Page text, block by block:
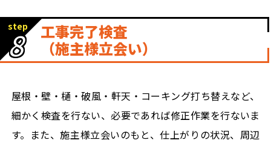
step
8
工事完了検査
（施主様立会い）
屋根・壁・樋・破風・軒天・コーキング打ち替えなど、
細かく検査を行ない、必要であれば修正作業を行ないま
す。また、施主様立会いのもと、仕上がりの状況、周辺